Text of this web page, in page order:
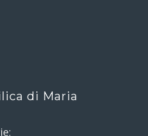
di Maria